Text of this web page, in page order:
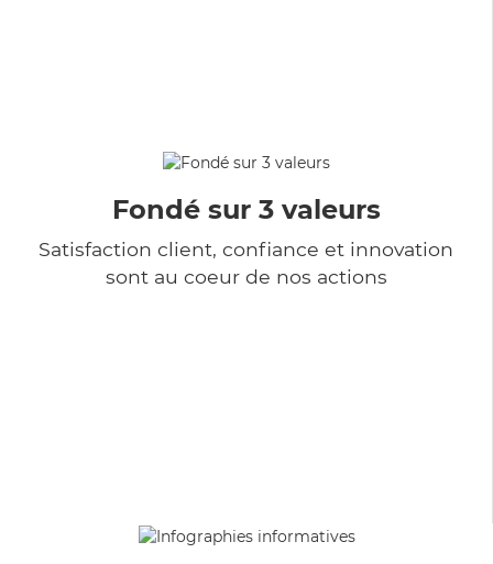
Fondé sur 3 valeurs
Satisfaction client, confiance et innovation
sont au coeur de nos actions